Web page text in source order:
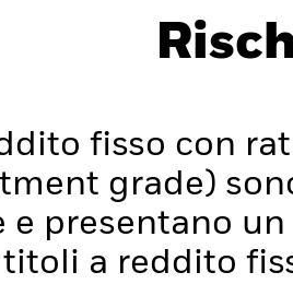
fisso con
grade)
e presentano
a reddito